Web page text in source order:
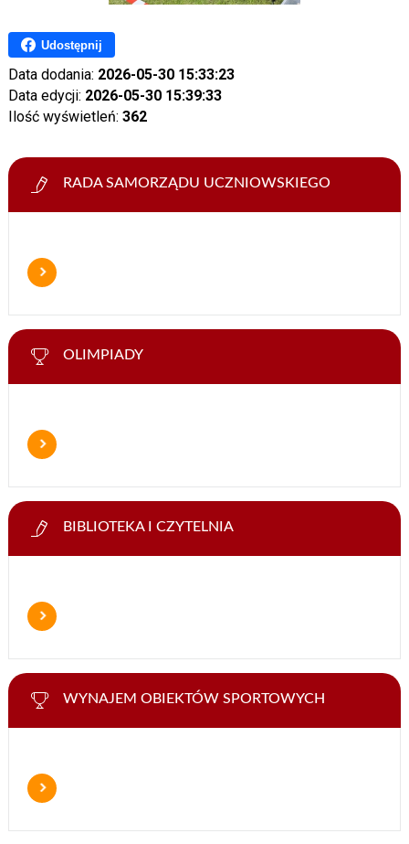
Udostępnij
Data dodania: 2026-05-30 15:33:23
Data edycji: 2026-05-30 15:39:33
Ilość wyświetleń: 362
RADA SAMORZĄDU UCZNIOWSKIEGO
OLIMPIADY
BIBLIOTEKA I CZYTELNIA
WYNAJEM OBIEKTÓW SPORTOWYCH